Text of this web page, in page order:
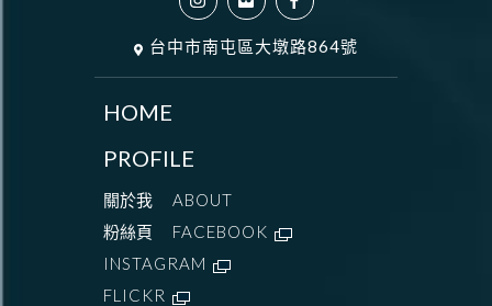
HOME
PROFILE
關於我
ABOUT
粉絲頁
FACEBOOK
INSTAGRAM
FLICKR
台中市南屯區大墩路864號